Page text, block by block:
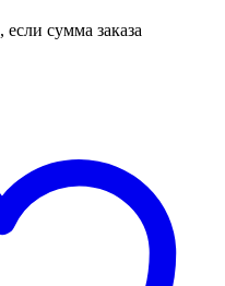
, если сумма заказа